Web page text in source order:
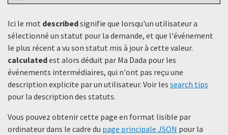
Ici le mot describedsignifie que lorsqu'un utilisateur a
sélectionné un statut ​​pour la demande, et que l'événement
le plus récent a vu son statut mis à jour à cette valeur.
calculatedest alors déduit par Ma Dada pour les
événements intermédiaires, qui n'ont pas reçu une
description explicite par un utilisateur. Voir les search tips
pour la description des statuts.
Vous pouvez obtenir cette page en format lisible par
ordinateur dans le cadre du page principale JSON pour la